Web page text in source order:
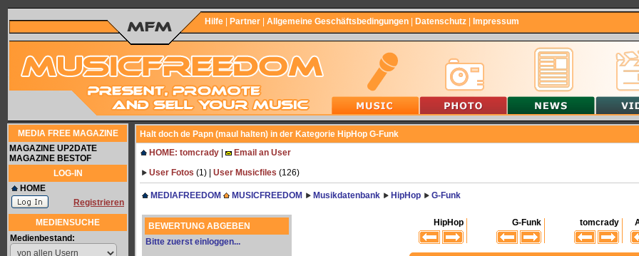
Hilfe Partner Allgemeine Geschäftsbedingungen Datenschutz Impressum
MEDIA FREE MAGAZINE
MAGAZINE UP2DATE
MAGAZINE BESTOF
LOG-IN
HOME
Registrieren
MEDIENSUCHE
Medienbestand:
Halt doch de Papn (maul halten) in der Kategorie HipHop G-Funk
HOME: tomcrady
Email an User
User Fotos (1) | User Musicfiles (126)
MEDIAFREEDOM MUSICFREEDOM Musikdatenbank HipHop G-Funk
BEWERTUNG ABGEBEN
Bitte zuerst einloggen...
HipHop G-Funk tomcrady